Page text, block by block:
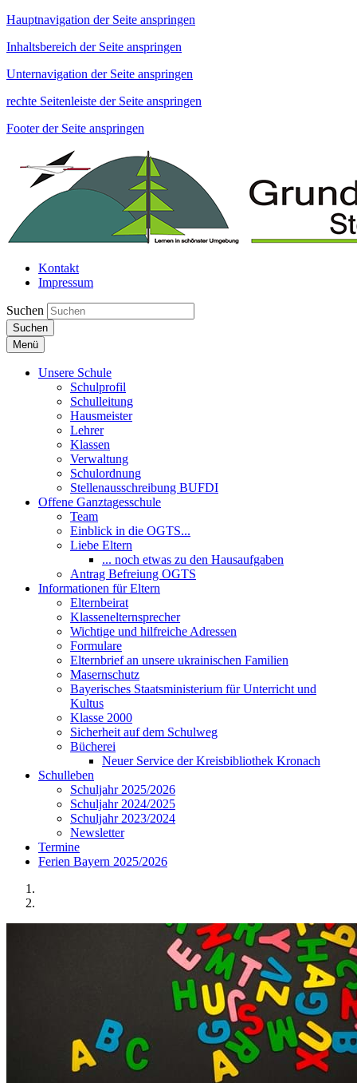
Hauptnavigation der Seite anspringen
Inhaltsbereich der Seite anspringen
Unternavigation der Seite anspringen
rechte Seitenleiste der Seite anspringen
Footer der Seite anspringen
Kontakt
Impressum
Suchen
Suchen
Menü
Unsere Schule
Schulprofil
Schulleitung
Hausmeister
Lehrer
Klassen
Verwaltung
Schulordnung
Stellenausschreibung BUFDI
Offene Ganztagesschule
Team
Einblick in die OGTS...
Liebe Eltern
... noch etwas zu den Hausaufgaben
Antrag Befreiung OGTS
Informationen für Eltern
Elternbeirat
Klassenelternsprecher
Wichtige und hilfreiche Adressen
Formulare
Elternbrief an unsere ukrainischen Familien
Masernschutz
Bayerisches Staatsministerium für Unterricht und
Kultus
Klasse 2000
Sicherheit auf dem Schulweg
Bücherei
Neuer Service der Kreisbibliothek Kronach
Schulleben
Schuljahr 2025/2026
Schuljahr 2024/2025
Schuljahr 2023/2024
Newsletter
Termine
Ferien Bayern 2025/2026